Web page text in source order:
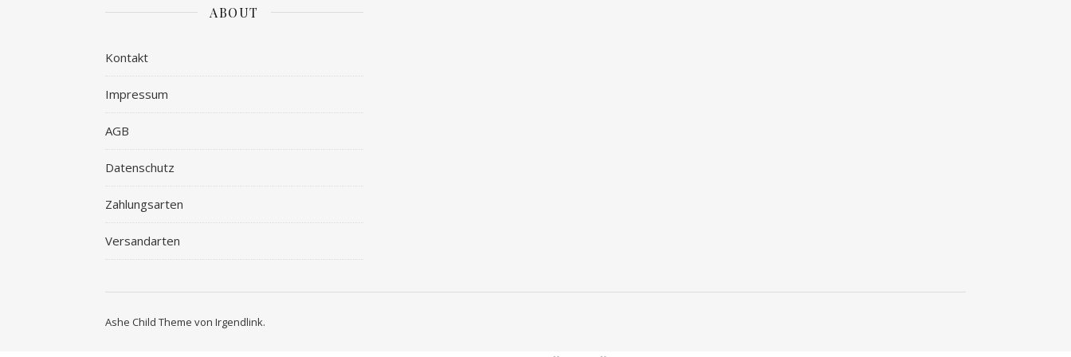
ABOUT
Kontakt
Impressum
AGB
Datenschutz
Zahlungsarten
Versandarten
Ashe Child Theme von Irgendlink.